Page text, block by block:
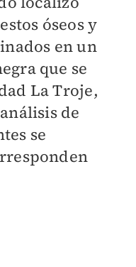
óseos y
en un
que se
La Troje,
de
se